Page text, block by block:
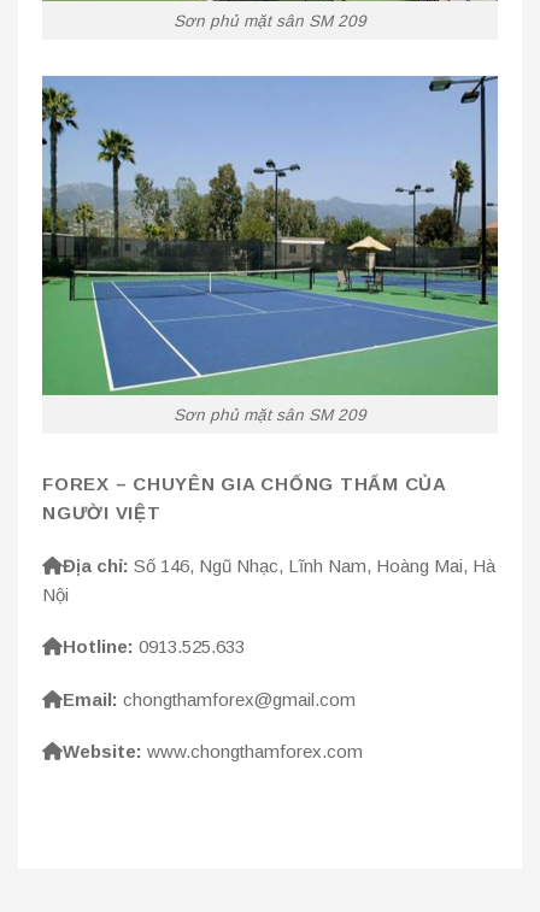
Sơn phủ mặt sân SM 209
Sơn phủ mặt sân SM 209
FOREX – CHUYÊN GIA CHỐNG THẤM CỦA
NGƯỜI VIỆT
Địa chỉ: Số 146, Ngũ Nhạc, Lĩnh Nam, Hoàng Mai, Hà
Nội
Hotline: 0913.525.633
Email: chongthamforex@gmail.com
Website: www.chongthamforex.com